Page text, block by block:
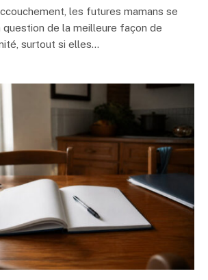
les futures mamans se
de la meilleure façon de
surtout si elles…